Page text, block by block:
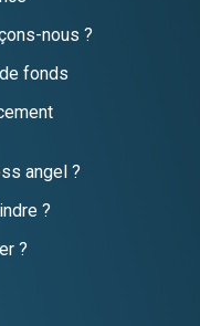
nous ?
fonds
angel ?
?
?